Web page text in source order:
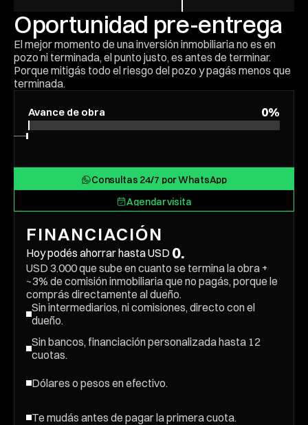
Oportunidad pre-entrega
El mejor momento de una inversión inmobiliaria no es en
pozo ni terminada, el punto justo, es antes de terminar.
Porque mitigás todo el riesgo del pozo y pagás menos que
terminada.
Avance de obra 0%
Consultas 24/7 por WhatsApp
Consultas 24/7 por WhatsApp
Agendar visita
Agendar visita
FINANCIACIÓN
Hoy podés ahorrar hasta USD 0.
USD 3.000 que sube en cuanto se termina la obra +
~3% de comisión inmobiliaria que no pagás, porque le
comprás directamente al dueño.
Sin intermediarios, ni comisiones, directo con el
dueño.
Sin bancos, financiación personalizada hasta 12
cuotas.
Dólares o pesos en efectivo.
Te mudás antes de pagar la primera cuota.